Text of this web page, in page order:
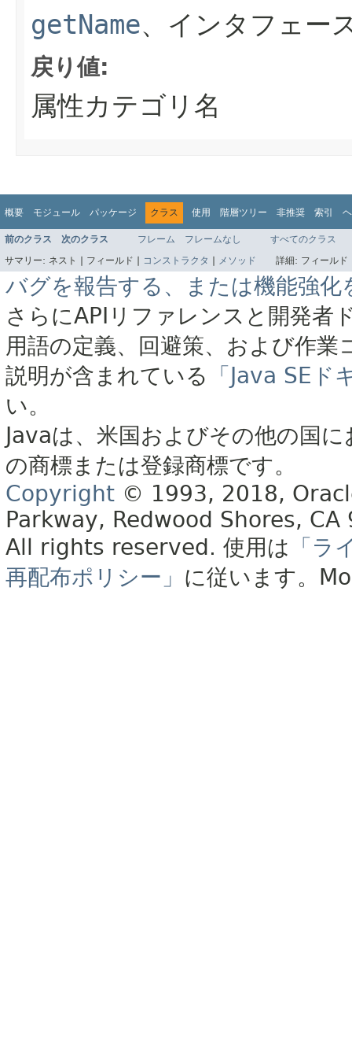
getName、インタフェー
戻り値:
属性カテゴリ名
概要 モジュール パッケージ クラス 使用 階層ツリー 非推奨 索引
前のクラス 次のクラス フレーム フレームなし
すべてのクラス
サマリー: ネスト | フィールド | コンストラクタ | メソッド 詳細: フィール
バグを報告する、または機能強化
さらにAPIリファレンスと開発者
用語の定義、回避策、および作
説明が含まれている
「Java SE
い。
Javaは、米国およびその他の国
の商標または登録商標です。
Copyright © 1993, 2018,
Parkway, Redwood Shores, CA
All rights reserved. 使用は 「ラ
再配布ポリシー」 に従います。